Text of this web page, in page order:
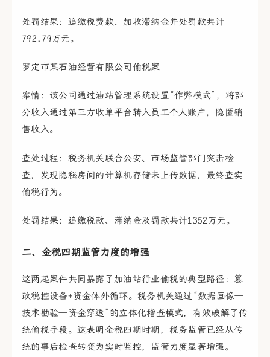
处罚结果：追缴税费款、加收滞纳金并处罚款共计
792.79万元。
罗定市某石油经营有限公司偷税案
案情：该公司通过油站管理系统设置“作弊模式”，将部
分收入通过第三方收单平台转入员工个人账户，隐匿销
售收入。
查处过程：税务机关联合公安、市场监管部门突击检
查，发现隐秘房间的计算机存储未上传数据，最终查实
偷税行为。
处罚结果：追缴税款、滞纳金及罚款共计1352万元。
二、金税四期监管力度的增强
这两起案件共同暴露了加油站行业偷税的典型路径：篡
改税控设备+资金体外循环。税务机关通过“数据画像—
技术勘验—资金穿透”的立体化稽查模式，有效破解了传
统偷税手段。这表明金税四期时期，税务监管已经从传
统的事后检查转变为实时监控，监管力度显著增强。